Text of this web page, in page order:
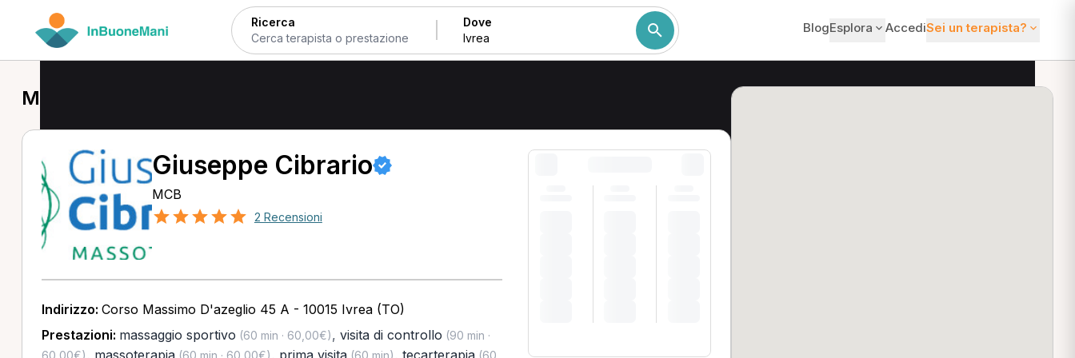
Ricerca Dove BlogEsplora AccediSei un terapista?
MCB a Ivrea
Giuseppe Cibrario
MCB
2 Recensioni
Indirizzo: Corso Massimo D'azeglio 45 A - 10015 Ivrea (TO)
Prestazioni: massaggio sportivo (60 min · 60,00€), visita di controllo (90 min ·
60,00€), massoterapia(60 min · 60,00€), prima visita(60 min), tecarterapia(60